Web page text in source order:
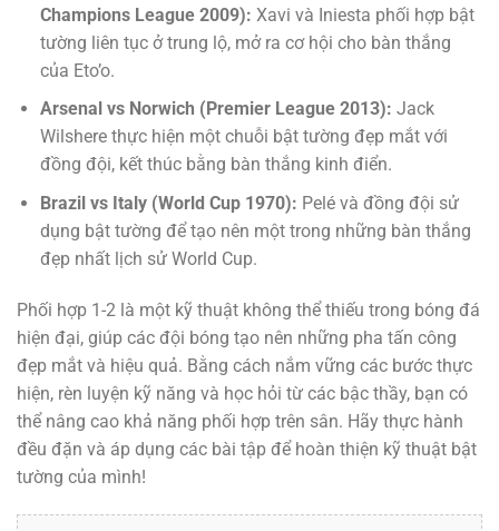
Champions League 2009): Xavi và Iniesta phối hợp bật
tường liên tục ở trung lộ, mở ra cơ hội cho bàn thắng
của Eto’o.
Arsenal vs Norwich (Premier League 2013): Jack
Wilshere thực hiện một chuỗi bật tường đẹp mắt với
đồng đội, kết thúc bằng bàn thắng kinh điển.
Brazil vs Italy (World Cup 1970): Pelé và đồng đội sử
dụng bật tường để tạo nên một trong những bàn thắng
đẹp nhất lịch sử World Cup.
Phối hợp 1-2 là một kỹ thuật không thể thiếu trong bóng đá
hiện đại, giúp các đội bóng tạo nên những pha tấn công
đẹp mắt và hiệu quả. Bằng cách nắm vững các bước thực
hiện, rèn luyện kỹ năng và học hỏi từ các bậc thầy, bạn có
thể nâng cao khả năng phối hợp trên sân. Hãy thực hành
đều đặn và áp dụng các bài tập để hoàn thiện kỹ thuật bật
tường của mình!